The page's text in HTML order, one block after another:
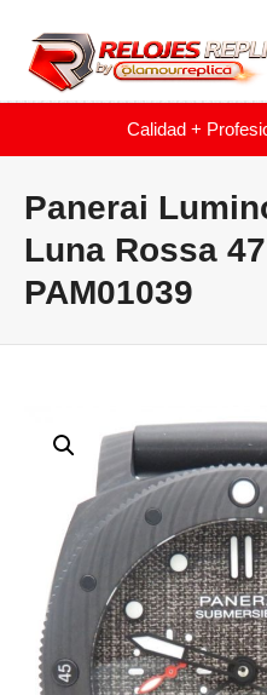
Calidad +
Panerai
Luna Rossa
PAM01039